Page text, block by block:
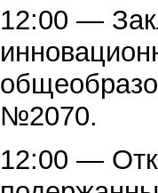
12:00 —
№2070.
12:00 —